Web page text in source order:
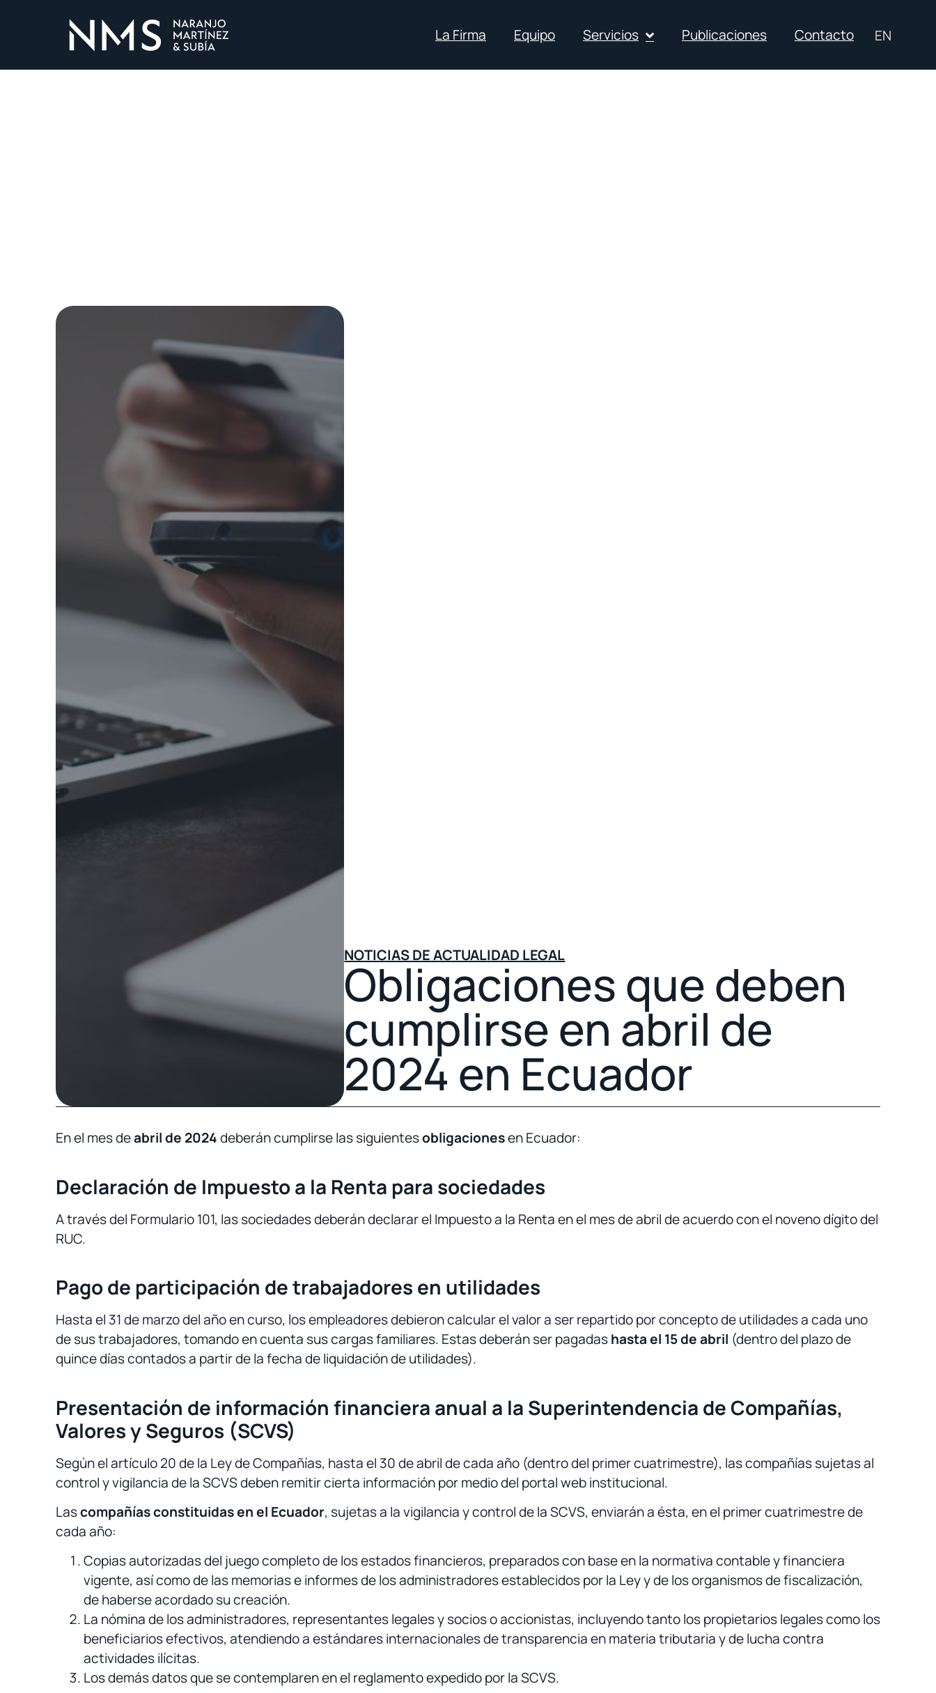
La Firma Equipo Servicios Publicaciones Contacto EN
NOTICIAS DE ACTUALIDAD LEGAL
Obligaciones que deben
cumplirse en abril de
2024 en Ecuador
En el mes deabril de 2024deberán cumplirse las siguientesobligacionesen Ecuador:
Declaración de Impuesto a la Renta para sociedades
A través del Formulario 101, las sociedades deberán declarar el Impuesto a la Renta en el mes de abril de acuerdo con el noveno dígito del
RUC.
Pago de participación de trabajadores en utilidades
Hasta el 31 de marzo del año en curso, los empleadores debieron calcular el valor a ser repartido por concepto de utilidades a cada uno
de sus trabajadores, tomando en cuenta sus cargas familiares. Estas deberán ser pagadashasta el 15 de abril (dentro del plazo de
quince días contados a partir de la fecha de liquidación de utilidades).
Presentación de información financiera anual a la Superintendencia de Compañías,
Valores y Seguros (SCVS)
Según el artículo 20 de la Ley de Compañías, hasta el 30 de abril de cada año (dentro del primer cuatrimestre), las compañías sujetas al
control y vigilancia de la SCVS deben remitir cierta información por medio del portal web institucional.
Lascompañías constituidas en el Ecuador, sujetas a la vigilancia y control de la SCVS, enviarán a ésta, en el primer cuatrimestre de
cada año:
Copias autorizadas del juego completo de los estados financieros, preparados con base en la normativa contable y financiera
vigente, así como de las memorias e informes de los administradores establecidos por la Ley y de los organismos de fiscalización,
de haberse acordado su creación.
La nómina de los administradores, representantes legales y socios o accionistas, incluyendo tanto los propietarios legales como los
beneficiarios efectivos, atendiendo a estándares internacionales de transparencia en materia tributaria y de lucha contra
actividades ilícitas.
Los demás datos que se contemplaren en el reglamento expedido por la SCVS.